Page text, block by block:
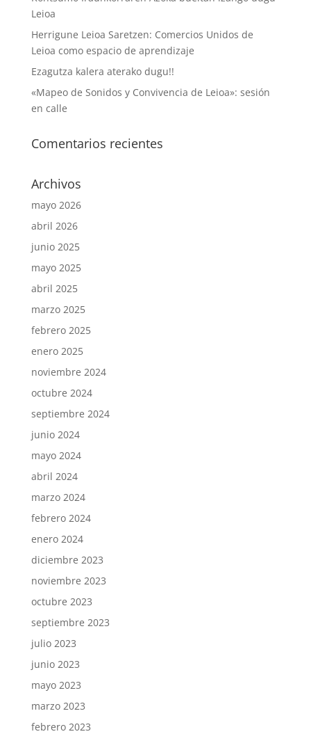
Leioa
Herrigune Leioa Saretzen: Comercios Unidos de
Leioa como espacio de aprendizaje
Ezagutza kalera aterako dugu!!
«Mapeo de Sonidos y Convivencia de Leioa»: sesión
en calle
Comentarios recientes
Archivos
mayo 2026
abril 2026
junio 2025
mayo 2025
abril 2025
marzo 2025
febrero 2025
enero 2025
noviembre 2024
octubre 2024
septiembre 2024
junio 2024
mayo 2024
abril 2024
marzo 2024
febrero 2024
enero 2024
diciembre 2023
noviembre 2023
octubre 2023
septiembre 2023
julio 2023
junio 2023
mayo 2023
marzo 2023
febrero 2023